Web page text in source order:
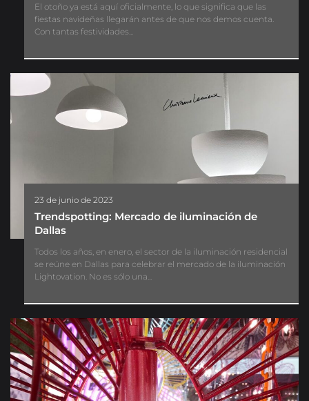
El otoño ya está aquí oficialmente, lo que significa que las
fiestas navideñas llegarán antes de que nos demos cuenta.
Con tantas festividades...
23 de junio de 2023
Trendspotting: Mercado de iluminación de
Dallas
Todos los años, en enero, el sector de la iluminación residencial
se reúne en Dallas para celebrar el mercado de la iluminación
Lightovation. No es sólo una...